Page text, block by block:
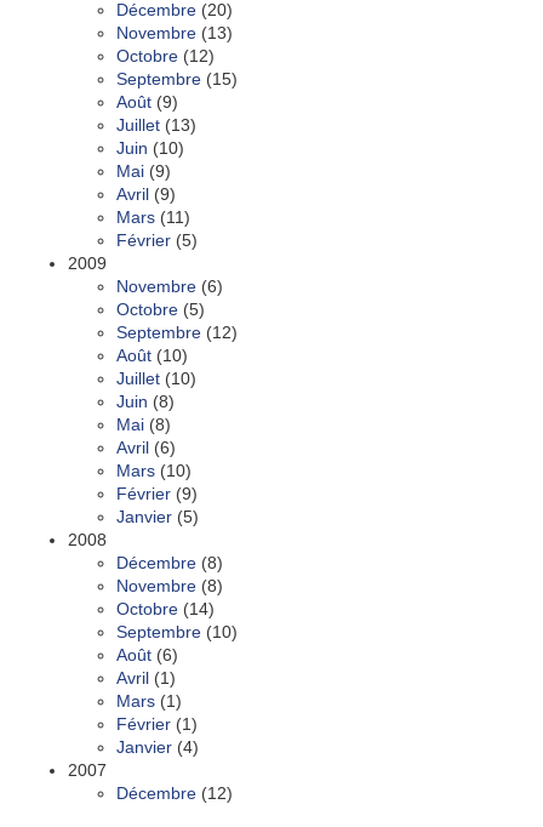
Décembre (20)
Novembre (13)
Octobre (12)
Septembre (15)
Août (9)
Juillet (13)
Juin (10)
Mai (9)
Avril (9)
Mars (11)
Février (5)
2009
Novembre (6)
Octobre (5)
Septembre (12)
Août (10)
Juillet (10)
Juin (8)
Mai (8)
Avril (6)
Mars (10)
Février (9)
Janvier (5)
2008
Décembre (8)
Novembre (8)
Octobre (14)
Septembre (10)
Août (6)
Avril (1)
Mars (1)
Février (1)
Janvier (4)
2007
Décembre (12)